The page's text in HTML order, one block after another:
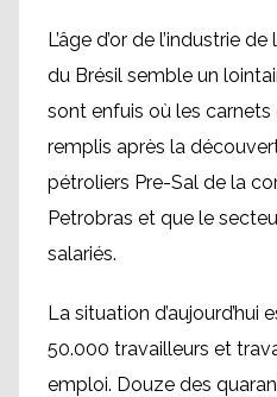
L’âge d’or de l’industrie
du Brésil semble un
sont enfuis où les
remplis après la
pétroliers Pre-Sal de la
Petrobras et que le
salariés.
La situation d’aujourd’hui
50.000 travailleurs et
emploi. Douze des